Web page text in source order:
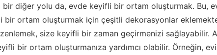
diğer yolu da, evde keyifli bir ortam oluşturmak. Bu,
bir ortam oluşturmak için çeşitli dekorasyonlar
size keyifli bir zaman geçirmenizi sağlayabilir.
bir ortam oluşturmanıza yardımcı olabilir. Örneğin,